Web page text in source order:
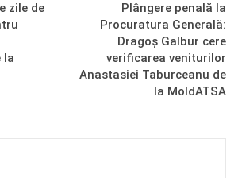
zile de
la
Plângere penală la
Procuratura Generală:
Dragoș Galbur cere
verificarea veniturilor
Anastasiei Taburceanu de
la MoldATSA